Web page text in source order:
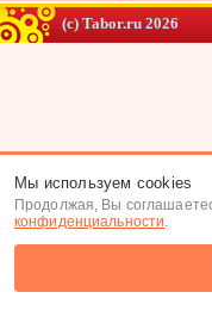
(c) Tabor.ru 2026
Мы используем cookies
Продолжая, Вы
конфиденциальности.